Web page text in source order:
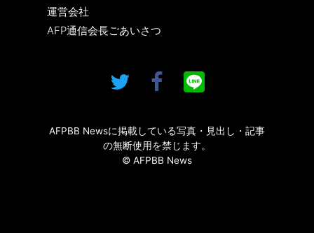
運営会社
AFP通信会長ごあいさつ
AFPBB Newsに掲載している写真・見出し・記事
の無断使用を禁じます。
© AFPBB News